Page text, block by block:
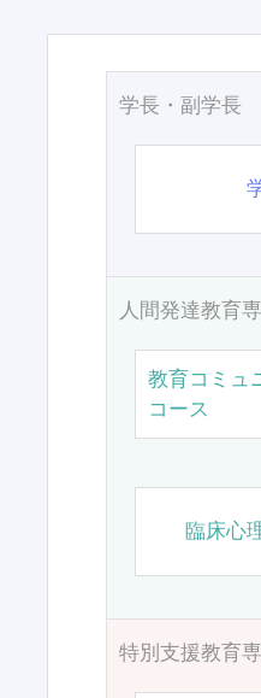
学長・副学長
人間発達教育
教育コミュ
コース
臨床心
特別支援教育